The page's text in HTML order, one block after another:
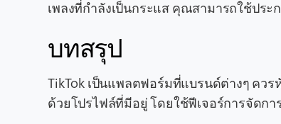
เพลงที่กำลังเป็นกระแส คุณสามารถใช้ปร
บทสรุป
TikTok เป็นแพลตฟอร์มที่แบรนด์ต่างๆ คว
ด้วยโปรไฟล์ที่มีอยู่ โดยใช้ฟีเจอร์การจัดกา